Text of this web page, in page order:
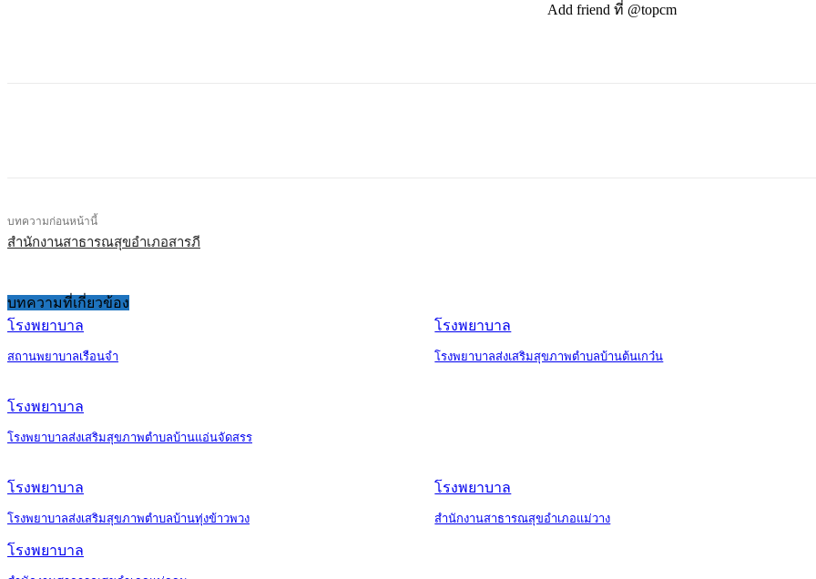
Add friend ที่ @topcm
บทความก่อนหน้านี้
สำนักงานสาธารณสุขอำเภอสารภี
บทความที่เกี่ยวข้อง
โรงพยาบาล
สถานพยาบาลเรือนจำ
โรงพยาบาล
โรงพยาบาลส่งเสริมสุขภาพตำบลบ้านต้นเกว๋น
โรงพยาบาล
โรงพยาบาลส่งเสริมสุขภาพตำบลบ้านแอ่นจัดสรร
โรงพยาบาล
โรงพยาบาลส่งเสริมสุขภาพตำบลบ้านทุ่งข้าวพวง
โรงพยาบาล
สำนักงานสาธารณสุขอำเภอแม่วาง
โรงพยาบาล